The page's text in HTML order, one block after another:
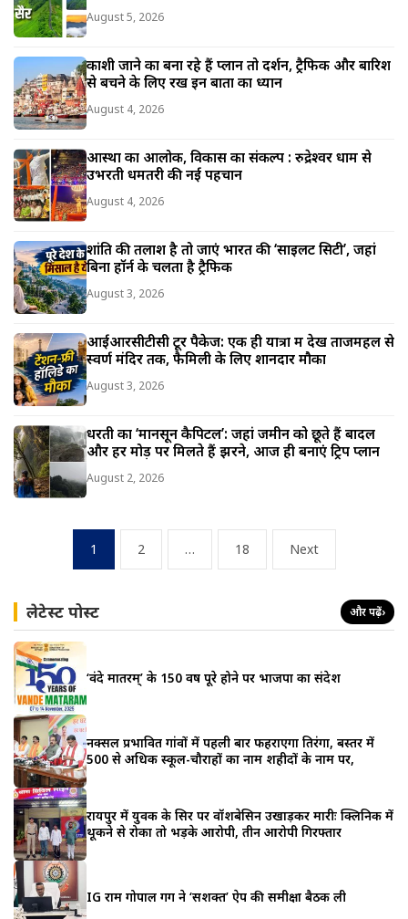
August 5, 2026
काशी जाने का बना रहे हैं प्लान तो दर्शन, ट्रैफिक और बारिश
से बचने के लिए रखें इन बातों का ध्यान
August 4, 2026
आस्था का आलोक, विकास का संकल्प : रुद्रेश्वर धाम से
उभरती धमतरी की नई पहचान
August 4, 2026
शांति की तलाश है तो जाएं भारत की ‘साइलेंट सिटी’, जहां
बिना हॉर्न के चलता है ट्रैफिक
August 3, 2026
आईआरसीटीसी टूर पैकेज: एक ही यात्रा में देखें ताजमहल से
स्वर्ण मंदिर तक, फैमिली के लिए शानदार मौका
August 3, 2026
धरती का ‘मानसून कैपिटल’: जहां जमीन को छूते हैं बादल
और हर मोड़ पर मिलते हैं झरने, आज ही बनाएं ट्रिप प्लान
August 2, 2026
pagination
1 2 … 18 Next
लेटेस्ट पोस्ट और पढ़ें›
‘वंदे मातरम्’ के 150 वर्ष पूरे होने पर भाजपा का संदेश
नक्सल प्रभावित गांवों में पहली बार फहराएगा तिरंगा, बस्तर में
500 से अधिक स्कूल-चौराहों का नाम शहीदों के नाम पर,
रायपुर में युवक के सिर पर वॉशबेसिन उखाड़कर मारीः क्लिनिक में
थूकने से रोका तो भड़के आरोपी, तीन आरोपी गिरफ्तार
IG राम गोपाल गर्ग ने ‘सशक्त’ ऐप की समीक्षा बैठक ली